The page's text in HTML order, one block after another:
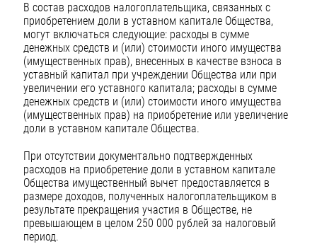
В состав расходов налогоплательщика, связанных с
приобретением доли в уставном капитале Общества,
могут включаться следующие: расходы в сумме
денежных средств и (или) стоимости иного имущества
(имущественных прав), внесенных в качестве взноса в
уставный капитал при учреждении Общества или при
увеличении его уставного капитала; расходы в сумме
денежных средств и (или) стоимости иного имущества
(имущественных прав) на приобретение или увеличение
доли в уставном капитале Общества.
При отсутствии документально подтвержденных
расходов на приобретение доли в уставном капитале
Общества имущественный вычет предоставляется в
размере доходов, полученных налогоплательщиком в
результате прекращения участия в Обществе, не
превышающем в целом 250 000 рублей за налоговый
период.